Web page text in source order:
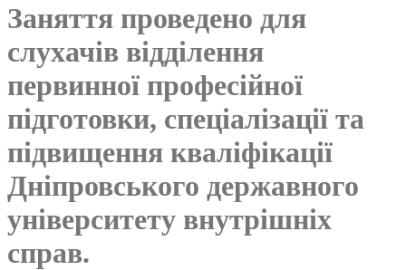
Заняття проведено для
слухачів відділення
первинної професійної
підготовки, спеціалізації та
підвищення кваліфікації
Дніпровського державного
університету внутрішніх
справ.